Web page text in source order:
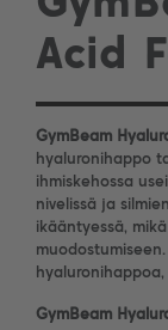
Acid
GymBeam
hyaluronihappo
ihmiskehossa
nivelissä ja
ikääntyessä,
GymBeam